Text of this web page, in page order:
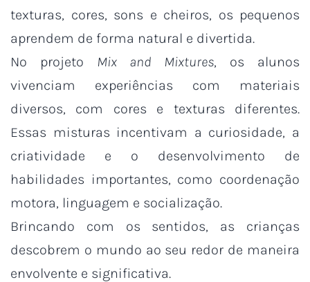
texturas, cores, sons e cheiros, os pequenos
aprendem de forma natural e divertida.
No projeto Mix and Mixtures, os alunos
vivenciam experiências com materiais
diversos, com cores e texturas diferentes.
Essas misturas incentivam a curiosidade, a
criatividade e o desenvolvimento de
habilidades importantes, como coordenação
motora, linguagem e socialização.
Brincando com os sentidos, as crianças
descobrem o mundo ao seu redor de maneira
envolvente e significativa.